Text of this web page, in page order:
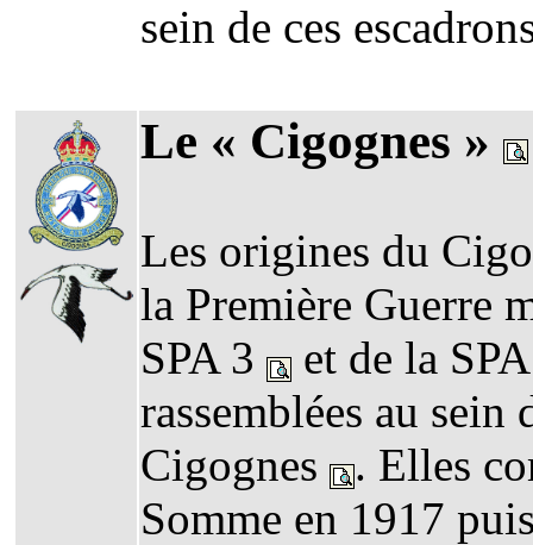
sein de ces
Le « Cigognes »
Les origines du
la Première Guerre
SPA 3
et de la
rassemblées au
Cigognes
. Elles
Somme en 1917